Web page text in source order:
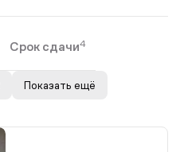
Срок сдачи4
Показать ещё